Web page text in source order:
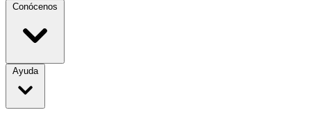
Conócenos
Ayuda